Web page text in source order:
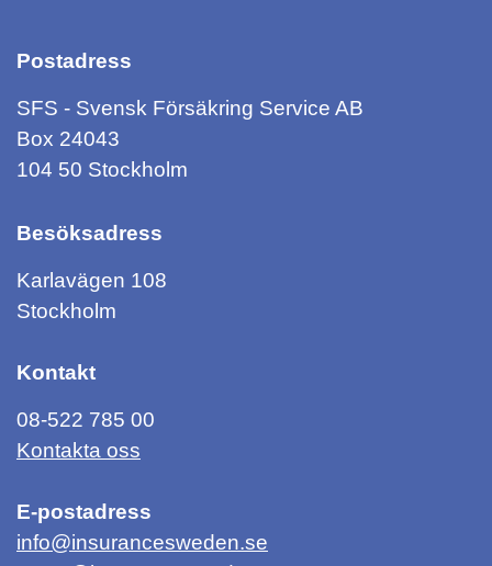
Postadress
SFS - Svensk Försäkring Service AB
Box 24043
104 50 Stockholm
Besöksadress
Karlavägen 108
Stockholm
Kontakt
08-522 785 00
Kontakta oss
E-postadress
info@insurancesweden.se